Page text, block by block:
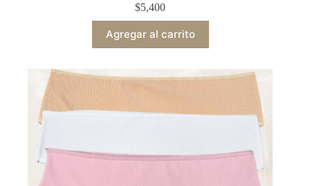
$5,400
Agregar al carrito